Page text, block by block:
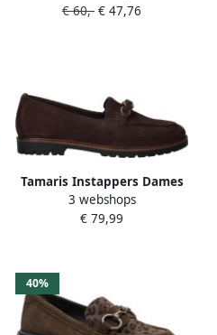
damesschoenen
€ 60,- € 47,76
Tamaris Instappers Dames
Bruin
3 webshops
€ 79,99
40%